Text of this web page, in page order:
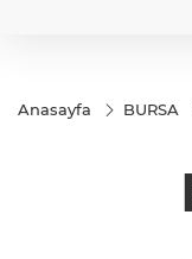
Anasayfa BURSA